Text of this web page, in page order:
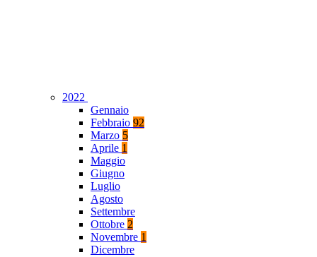
2022
Gennaio
Febbraio 92
Marzo 5
Aprile 1
Maggio
Giugno
Luglio
Agosto
Settembre
Ottobre 2
Novembre 1
Dicembre